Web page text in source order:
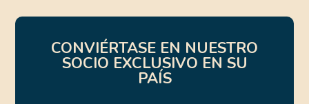
CONVIÉRTASE EN NUESTRO
SOCIO EXCLUSIVO EN SU
PAÍS